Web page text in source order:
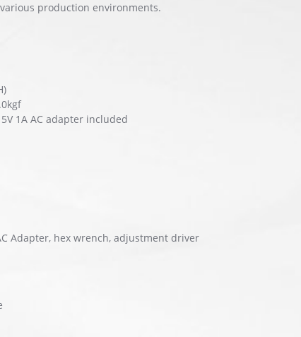
production environments.
1A AC adapter included
Adapter, hex wrench, adjustment driver